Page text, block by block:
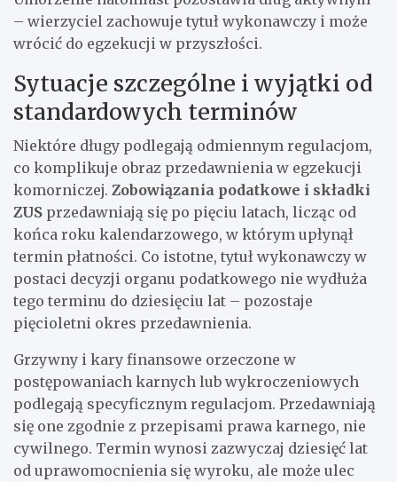
– wierzyciel zachowuje tytuł wykonawczy i może
wrócić do egzekucji w przyszłości.
Sytuacje szczególne i wyjątki od
standardowych terminów
Niektóre długy podlegają odmiennym regulacjom,
co komplikuje obraz przedawnienia w egzekucji
komorniczej. Zobowiązania podatkowe i składki
ZUS przedawniają się po pięciu latach, licząc od
końca roku kalendarzowego, w którym upłynął
termin płatności. Co istotne, tytuł wykonawczy w
postaci decyzji organu podatkowego nie wydłuża
tego terminu do dziesięciu lat – pozostaje
pięcioletni okres przedawnienia.
Grzywny i kary finansowe orzeczone w
postępowaniach karnych lub wykroczeniowych
podlegają specyficznym regulacjom. Przedawniają
się one zgodnie z przepisami prawa karnego, nie
cywilnego. Termin wynosi zazwyczaj dziesięć lat
od uprawomocnienia się wyroku, ale może ulec